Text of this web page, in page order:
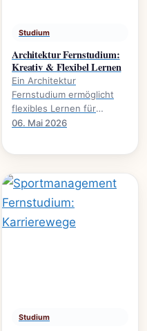
Studium
Architektur Fernstudium:
Kreativ & Flexibel Lernen
Ein Architektur
Fernstudium ermöglicht
flexibles Lernen für
kreative Köpfe.
06. Mai 2026
Studium